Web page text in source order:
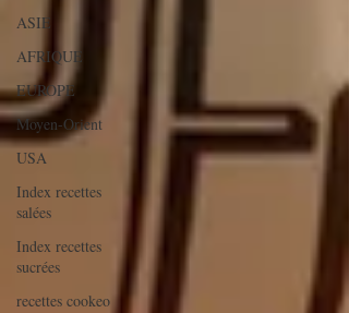
ASIE
AFRIQUE
EUROPE
Moyen-Orient
USA
Index recettes
salées
Index recettes
sucrées
recettes cookeo